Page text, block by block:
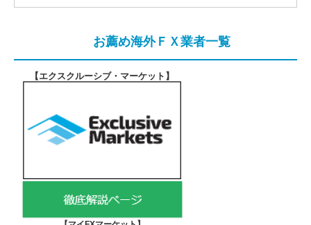
お薦め海外ＦＸ業者一覧
【エクスクルーシブ・マーケット 】